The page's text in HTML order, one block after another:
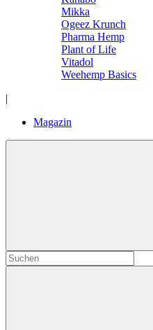
Mikka
Ogeez Krunch
Pharma Hemp
Plant of Life
Vitadol
Weehemp Basics
|
Magazin